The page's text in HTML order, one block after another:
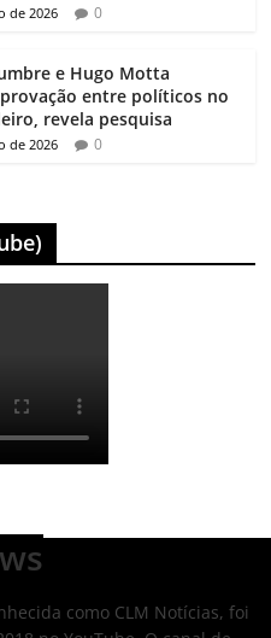
de 2026 0
e Hugo Motta
entre políticos no
revela pesquisa
de 2026 0
como CLM Notícias, foi